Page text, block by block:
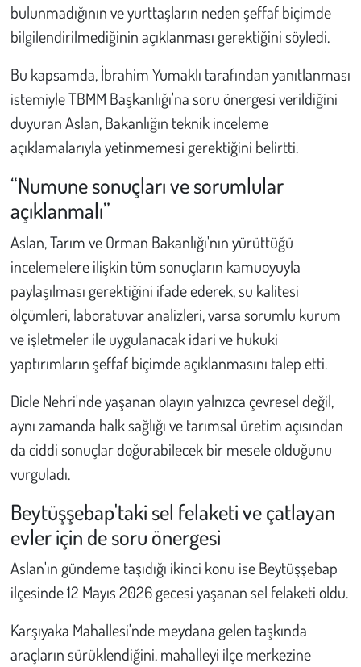
bulunmadığının ve yurttaşların neden şeffaf biçimde
bilgilendirilmediğinin açıklanması gerektiğini söyledi.
Bu kapsamda, İbrahim Yumaklı tarafından yanıtlanması
istemiyle TBMM Başkanlığı'na soru önergesi verildiğini
duyuran Aslan, Bakanlığın teknik inceleme
açıklamalarıyla yetinmemesi gerektiğini belirtti.
“Numune sonuçları ve sorumlular
açıklanmalı”
Aslan, Tarım ve Orman Bakanlığı'nın yürüttüğü
incelemelere ilişkin tüm sonuçların kamuoyuyla
paylaşılması gerektiğini ifade ederek, su kalitesi
ölçümleri, laboratuvar analizleri, varsa sorumlu kurum
ve işletmeler ile uygulanacak idari ve hukuki
yaptırımların şeffaf biçimde açıklanmasını talep etti.
Dicle Nehri'nde yaşanan olayın yalnızca çevresel değil,
aynı zamanda halk sağlığı ve tarımsal üretim açısından
da ciddi sonuçlar doğurabilecek bir mesele olduğunu
vurguladı.
Beytüşşebap'taki sel felaketi ve çatlayan
evler için de soru önergesi
Aslan'ın gündeme taşıdığı ikinci konu ise Beytüşşebap
ilçesinde 12 Mayıs 2026 gecesi yaşanan sel felaketi oldu.
Karşıyaka Mahallesi'nde meydana gelen taşkında
araçların sürüklendiğini, mahalleyi ilçe merkezine